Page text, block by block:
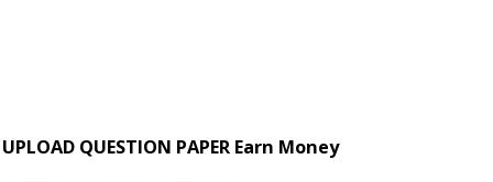
UPLOAD QUESTION PAPER Earn Money